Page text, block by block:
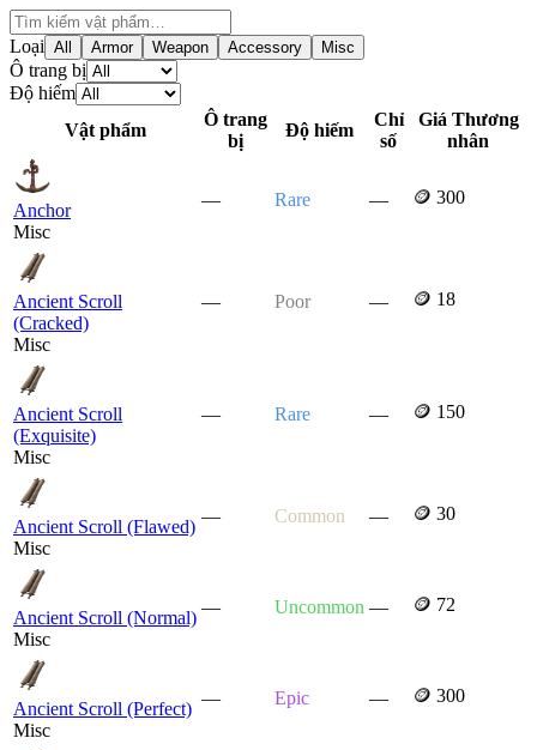
Loại All Armor Weapon Accessory Misc
Ô trang bị
Độ hiếm
Vật phẩm
Ô trang
bị
Độ hiếm
Chỉ
số
Giá Thương
nhân
Anchor
Misc
— Rare — 🪙 300
Ancient Scroll
(Cracked)
Misc
— Poor — 🪙 18
Ancient Scroll
(Exquisite)
Misc
— Rare — 🪙 150
Ancient Scroll (Flawed)
Misc
— Common — 🪙 30
Ancient Scroll (Normal)
Misc
— Uncommon — 🪙 72
Ancient Scroll (Perfect)
Misc
— Epic — 🪙 300